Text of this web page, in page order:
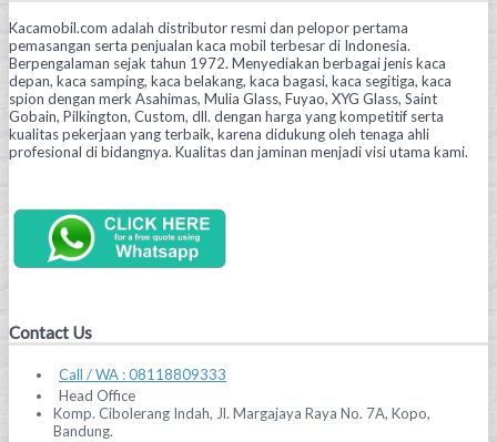
Kacamobil.com adalah distributor resmi dan pelopor pertama
pemasangan serta penjualan kaca mobil terbesar di Indonesia.
Berpengalaman sejak tahun 1972. Menyediakan berbagai jenis kaca
depan, kaca samping, kaca belakang, kaca bagasi, kaca segitiga, kaca
spion dengan merk Asahimas, Mulia Glass, Fuyao, XYG Glass, Saint
Gobain, Pilkington, Custom, dll. dengan harga yang kompetitif serta
kualitas pekerjaan yang terbaik, karena didukung oleh tenaga ahli
profesional di bidangnya. Kualitas dan jaminan menjadi visi utama kami.
Contact Us
Call / WA : 08118809333
Head Office
Komp. Cibolerang Indah, Jl. Margajaya Raya No. 7A, Kopo,
Bandung.